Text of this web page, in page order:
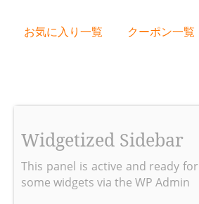
お気に入り一覧 クーポン一覧
Widgetized Sidebar
This panel is active and ready
some widgets via the WP Admin